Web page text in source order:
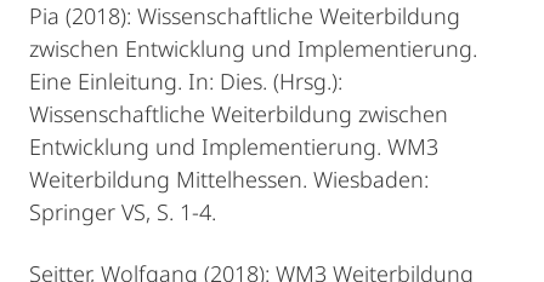
Pia (2018): Wissenschaftliche Weiterbildung
zwischen Entwicklung und Implementierung.
Eine Einleitung. In: Dies. (Hrsg.):
Wissenschaftliche Weiterbildung zwischen
Entwicklung und Implementierung. WM3
Weiterbildung Mittelhessen. Wiesbaden:
Springer VS, S. 1-4.
Seitter, Wolfgang (2018): WM3 Weiterbildung